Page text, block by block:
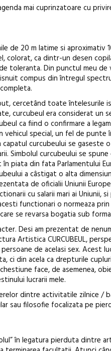
mai cuprinzatoare cu
de 20 m latime si aproximativ
colorat, ca dintr-un desen
toleranta. Din punctul meu
compus din întregul
cercetând toate întelesurile
curcubeul era considerat un
ca fiind o confirmare a
special, un fel de
curcubeului se gaseste
Simbolul curcubeului se
din fata Parlamentului
a câstigat o alta
de oficialii Uniunii
cu salarii mari ai Uniunii,
functionari o normeaza
se revarsa bogatia sub
Desi am prezentat de
Artistica CURCUBEUL,
de acelasi sex. Acest
ci din acela ca drepturile
face, de asemenea,
lucrarii mele.
dintre activitatile zilnice /
sau filosofie focalizata pe
în legatura pierduta dintre